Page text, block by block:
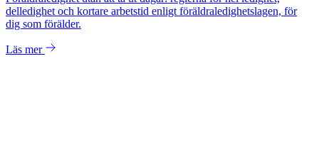
delledighet och kortare arbetstid enligt föräldraledighetslagen, för
dig som förälder.
Läs mer